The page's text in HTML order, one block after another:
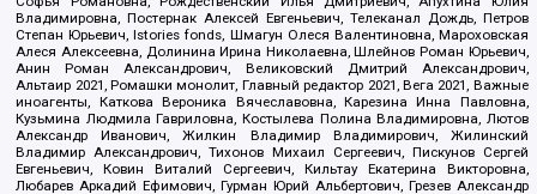
Владимировна, Постернак Алексей Евгеньевич, Телеканал Дождь, Петров
Степан Юрьевич, Istories fonds, Шмагун Олеся Валентиновна, Мароховская
Алеся Алексеевна, Долинина Ирина Николаевна, Шлейнов Роман Юрьевич,
Анин Роман Александрович, Великовский Дмитрий Александрович,
Альтаир 2021, Ромашки монолит, Главный редактор 2021, Вега 2021, Важные
иноагенты, Каткова Вероника Вячеславовна, Карезина Инна Павловна,
Кузьмина Людмила Гавриловна, Костылева Полина Владимировна, Лютов
Александр Иванович, Жилкин Владимир Владимирович, Жилинский
Владимир Александрович, Тихонов Михаил Сергеевич, Пискунов Сергей
Евгеньевич, Ковин Виталий Сергеевич, Кильтау Екатерина Викторовна,
Любарев Аркадий Ефимович, Гурман Юрий Альбертович, Грезев Александр